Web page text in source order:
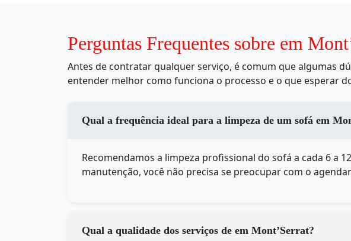
Perguntas Frequentes sobre em
Antes de contratar qualquer serviço, é comum que algumas
entender melhor como funciona o processo e o que esperar
Qual a frequência ideal para a limpeza de um sofá em
Recomendamos a limpeza profissional do sofá a cada 6 a
manutenção, você não precisa se preocupar com o
Qual a qualidade dos serviços de em Mont’Serrat?